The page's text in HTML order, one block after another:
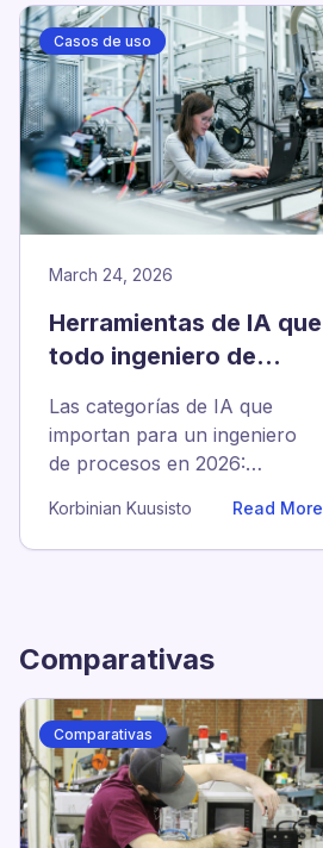
Casos de uso
March 24, 2026
Herramientas de IA que
todo ingeniero de
conocer en 2026
Las categorías de IA que
importan para un ingeniero
de procesos en 2026:
puedes saltar.
Korbinian Kuusisto Read More
Comparativas
Comparativas